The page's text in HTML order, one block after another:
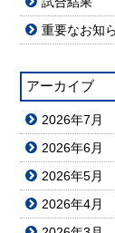
重要なお知
アーカイブ
2026年7月
2026年6月
2026年5月
2026年4月